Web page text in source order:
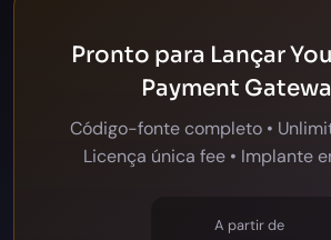
Pronto para Lançar
Payment
Código-fonte completo •
Licença única fee • Implante
A partir de